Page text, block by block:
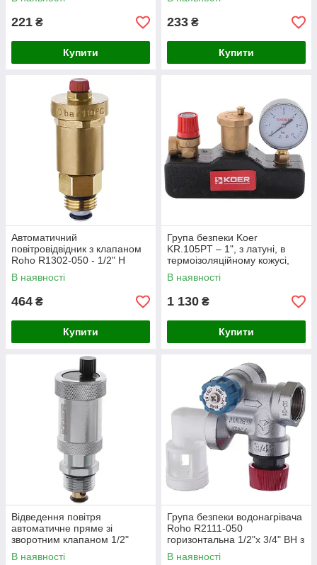
(KR2687)
221 ₴
Купити
233 ₴
Купити
Автоматичний
повітровідвідник з клапаном
Roho R1302-050 - 1/2" Н
(латунь) для систем
опалення(RO0139)
В наявності
464 ₴
Купити
Група безпеки Koer
KR.105PT – 1", з латуні, в
термоізоляційному кожусі,
для систем опалення
(KR2753)
В наявності
1 130 ₴
Купити
Відведення повітря
автоматичне пряме зі
зворотним клапаном 1/2"
Koer KR.1254 (KR2667)
В наявності
Група безпеки водонагрівача
Roho R2111-050
горизонтальна 1/2"х 3/4" ВН з
нержавіючої сталі (RO0164)
В наявності